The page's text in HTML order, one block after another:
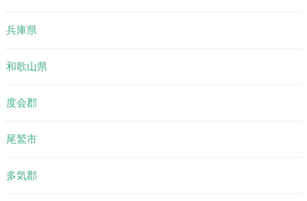
兵庫県
和歌山県
度会郡
尾鷲市
多気郡